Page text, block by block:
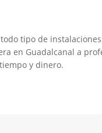
tipo de
en Guadalcanal a
y dinero.